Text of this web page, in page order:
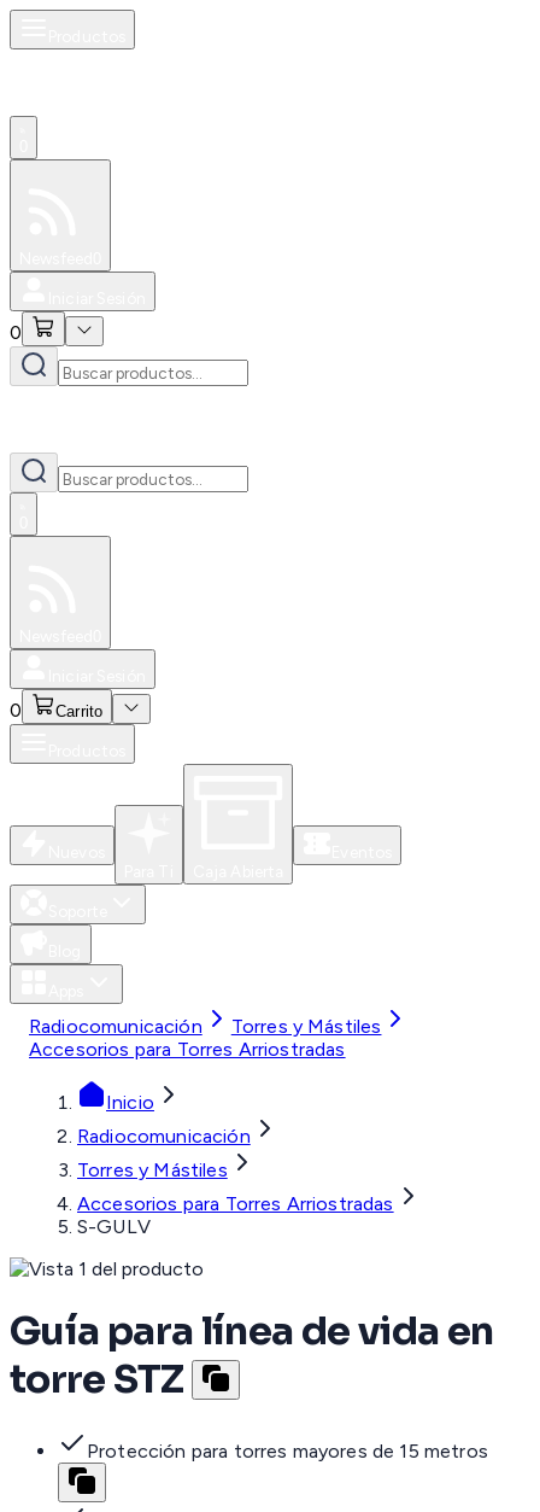
0
0 Carrito
Radiocomunicación
Torres y Mástiles
Accesorios para Torres Arriostradas
Inicio
Radiocomunicación
Torres y Mástiles
Accesorios para Torres Arriostradas
S-GULV
Guía para línea de vida en
torre STZ
Protección para torres mayores de 15 metros